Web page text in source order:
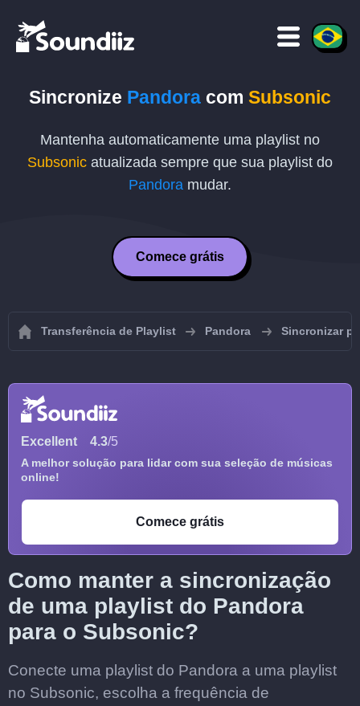
Sincronize Pandora com Subsonic
Mantenha automaticamente uma playlist no
Subsonic atualizada sempre que sua playlist do
Pandora mudar.
Comece grátis
Transferência de Playlist Pandora Sincronizar
Excellent 4.3/5
A melhor solução para lidar com sua seleção de músicas
online!
Comece grátis
Como manter a sincronização
de uma playlist do Pandora
para o Subsonic?
Conecte uma playlist do Pandora a uma playlist
no Subsonic, escolha a frequência de